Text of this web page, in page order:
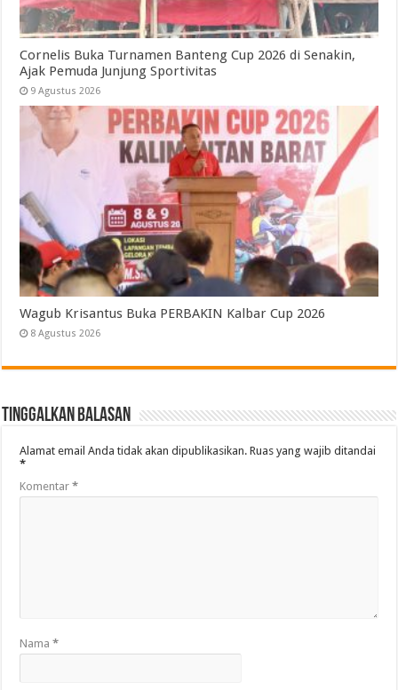
Cornelis Buka Turnamen Banteng Cup 2026 di Senakin,
Ajak Pemuda Junjung Sportivitas
9 Agustus 2026
Wagub Krisantus Buka PERBAKIN Kalbar Cup 2026
8 Agustus 2026
Tinggalkan Balasan
Alamat email Anda tidak akan dipublikasikan. Ruas yang wajib ditandai
*
Komentar*
Nama*